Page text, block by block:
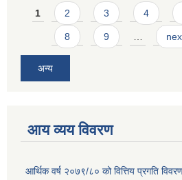
Pages
1 2 3 4
8 9
अन्य
आय व्यय विवरण
आर्थिक वर्ष २०७९/८० को वित्तिय प्रगति